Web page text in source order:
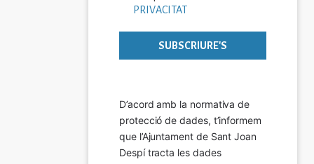
PRIVACITAT
D’acord amb la normativa de
protecció de dades, t’informem
que l’Ajuntament de Sant Joan
Despí tracta les dades